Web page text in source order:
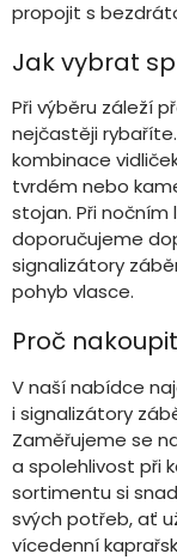
propojit s
Jak vybrat
Při výběru záleží
nejčastěji
kombinace
tvrdém nebo
stojan. Při
doporučujeme
signalizátory
pohyb vlasce.
Proč
V naší nabídce
i signalizátory
Zaměřujeme se
a spolehlivost při
sortimentu si
svých potřeb, ať
vícedenní